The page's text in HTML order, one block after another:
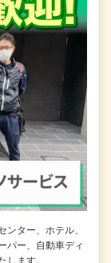
ター、ホテル、
パー、自動車ディ